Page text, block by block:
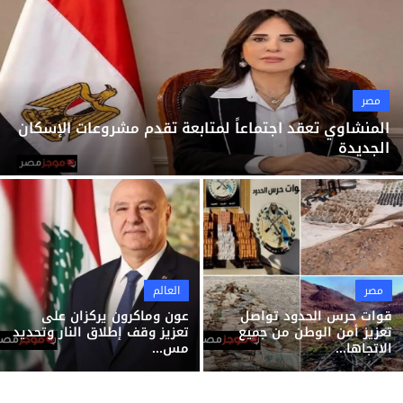
منوعات
مصر
المنشاوي تعقد اجتماعاً لمتابعة تقدم مشروعات الإسكان
الجديدة
مصر
قوات حرس الحدود تواصل
تعزيز أمن الوطن من جميع
الاتجاها...
العالم
عون وماكرون يركزان على
تعزيز وقف إطلاق النار وتحديد
مس...